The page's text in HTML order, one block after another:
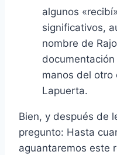
algunos
significativos,
nombre de
manos del otro
Lapuerta.
Bien, y después de
pregunto: Hasta
aguantaremos este